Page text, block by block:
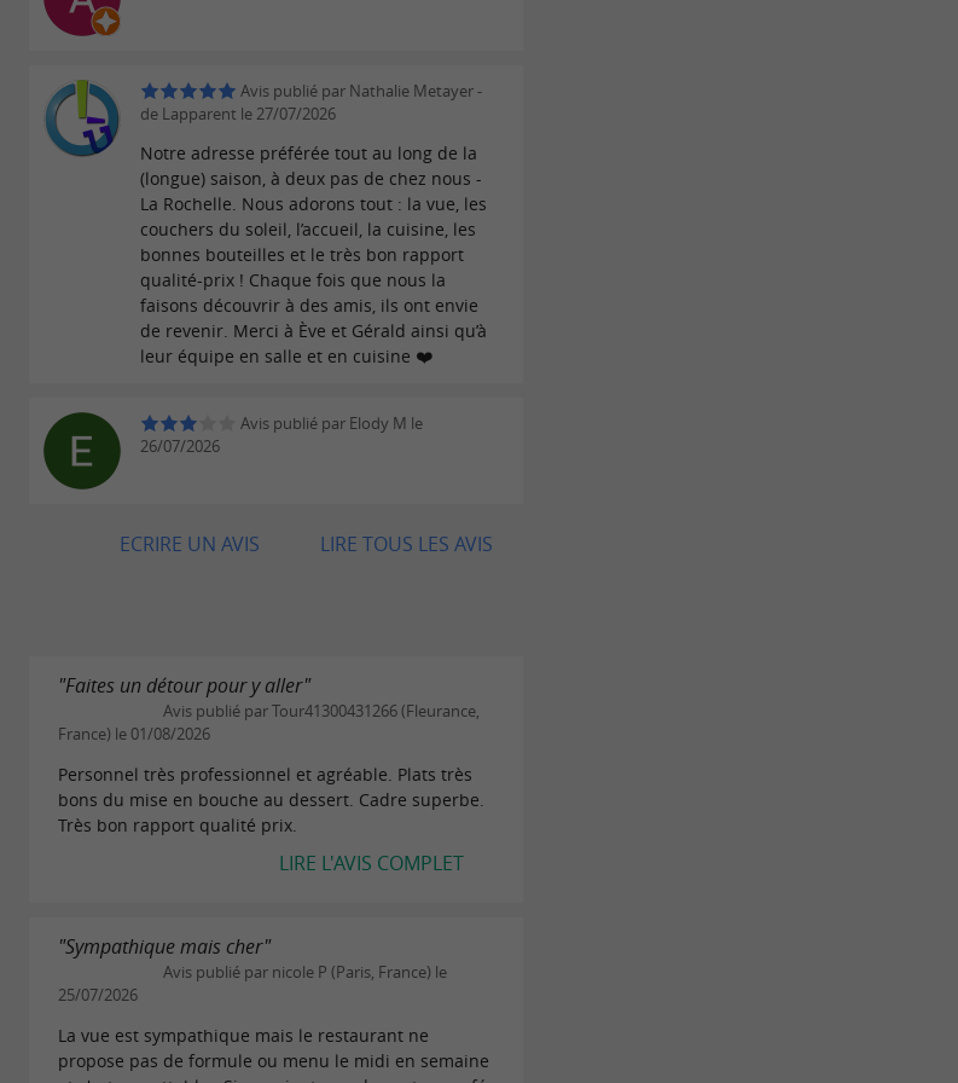
Avis publié par Nathalie Metayer -
de Lapparent le 27/07/2026
Notre adresse préférée tout au long de la
(longue) saison, à deux pas de chez nous -
La Rochelle. Nous adorons tout : la vue, les
couchers du soleil, l’accueil, la cuisine, les
bonnes bouteilles et le très bon rapport
qualité-prix ! Chaque fois que nous la
faisons découvrir à des amis, ils ont envie
de revenir. Merci à Ève et Gérald ainsi qu’à
leur équipe en salle et en cuisine ❤️
Avis publié par Elody M le
26/07/2026
LIRE TOUS LES AVIS
ECRIRE UN AVIS
"Faites un détour pour y aller"
Avis publié par Tour41300431266 (Fleurance,
France) le 01/08/2026
Personnel très professionnel et agréable. Plats très
bons du mise en bouche au dessert. Cadre superbe.
Très bon rapport qualité prix.
LIRE L'AVIS COMPLET
"Sympathique mais cher"
Avis publié par nicole P (Paris, France) le
25/07/2026
La vue est sympathique mais le restaurant ne
propose pas de formule ou menu le midi en semaine